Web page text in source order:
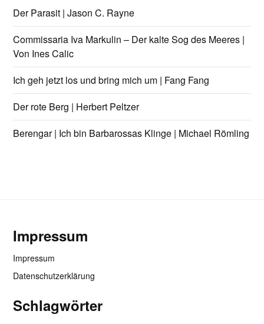
Der Parasit | Jason C. Rayne
Commissaria Iva Markulin – Der kalte Sog des Meeres |
Von Ines Calic
Ich geh jetzt los und bring mich um | Fang Fang
Der rote Berg | Herbert Peltzer
Berengar | Ich bin Barbarossas Klinge | Michael Römling
Impressum
Impressum
Datenschutzerklärung
Schlagwörter